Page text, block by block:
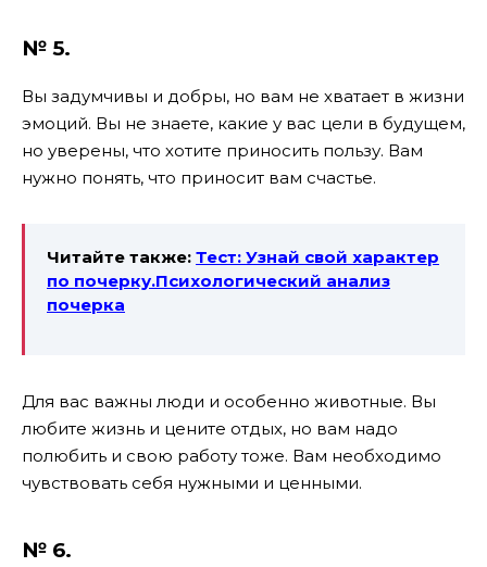
№ 5.
Вы задумчивы и добры, но вам не хватает в жизни
эмоций. Вы не знаете, какие у вас цели в будущем,
но уверены, что хотите приносить пользу. Вам
нужно понять, что приносит вам счастье.
Читайте также: Тест: Узнай свой характер
по почерку.Психологический анализ
почерка
Для вас важны люди и особенно животные. Вы
любите жизнь и цените отдых, но вам надо
полюбить и свою работу тоже. Вам необходимо
чувствовать себя нужными и ценными.
№ 6.